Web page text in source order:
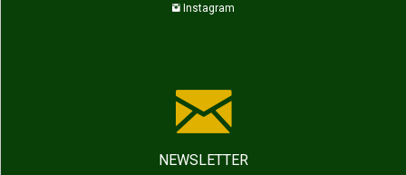
Instagram
NEWSLETTER